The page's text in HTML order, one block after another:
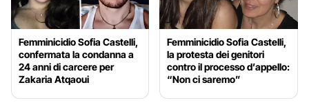
Femminicidio Sofia Castelli,
confermata la condanna a
24 anni di carcere per
Zakaria Atqaoui
Femminicidio Sofia Castelli,
la protesta dei genitori
contro il processo d’appello:
“Non ci saremo”